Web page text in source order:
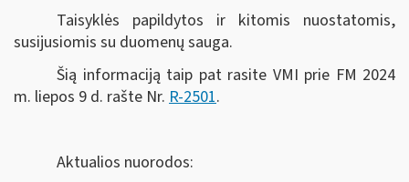
Taisyklės papildytos ir kitomis nuostatomis,
susijusiomis su duomenų sauga.
Šią informaciją taip pat rasite VMI prie FM 2024
m. liepos 9 d. rašte Nr. R-2501.
Aktualios nuorodos: